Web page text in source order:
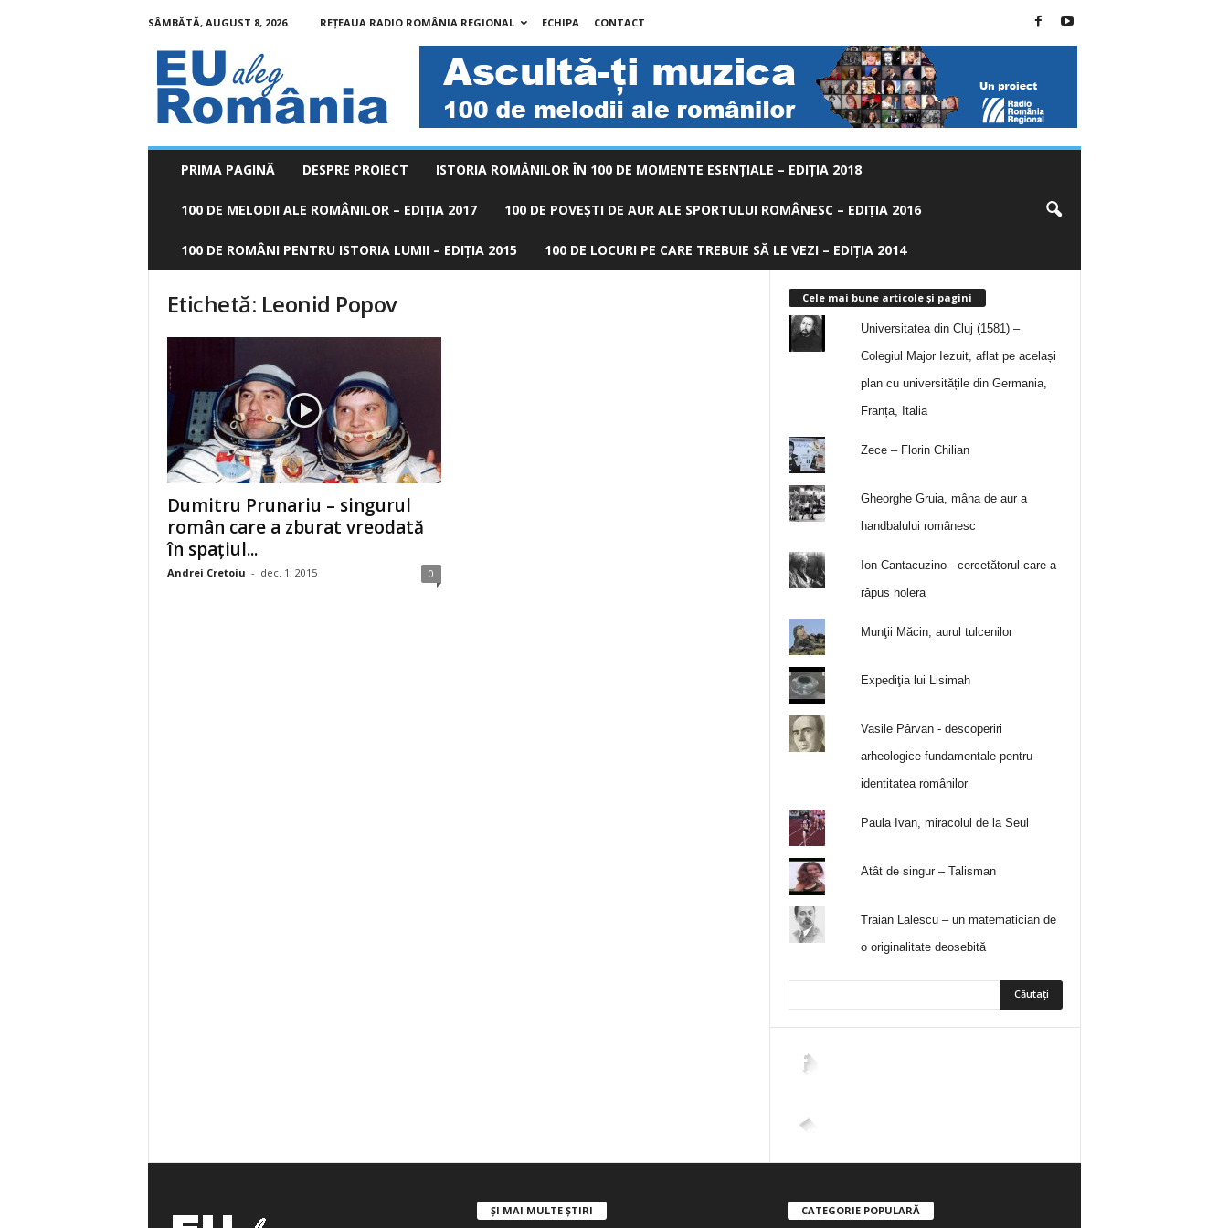
SÂMBĂTĂ, AUGUST 8, 2026 REȚEAUA RADIO ROMÂNIA REGIONAL ECHIPA
CONTACT
aleg
România
PRIMA PAGINĂ DESPRE PROIECT ISTORIA ROMÂNILOR ÎN 100 DE MOMENTE ESENŢIALE – EDIŢIA 2018
100 DE MELODII ALE ROMÂNILOR – EDIȚIA 2017 100 DE POVEŞTI DE AUR ALE SPORTULUI ROMÂNESC – EDIȚIA 2016
100 DE ROMÂNI PENTRU ISTORIA LUMII – EDIȚIA 2015 100 DE LOCURI PE CARE TREBUIE SĂ LE VEZI – EDIȚIA 2014
Etichetă: Leonid Popov
Dumitru Prunariu – singurul
român care a zburat vreodată
în spațiul...
Andrei Cretoiu - dec. 1, 2015 0
Cele mai bune articole și pagini
Universitatea din Cluj (1581) –
Colegiul Major Iezuit, aflat pe același
plan cu universitățile din Germania,
Franța, Italia
Zece – Florin Chilian
Gheorghe Gruia, mâna de aur a
handbalului românesc
Ion Cantacuzino - cercetătorul care a
răpus holera
Munţii Măcin, aurul tulcenilor
Expediţia lui Lisimah
Vasile Pârvan - descoperiri
arheologice fundamentale pentru
identitatea românilor
Paula Ivan, miracolul de la Seul
Atât de singur – Talisman
Traian Lalescu – un matematician de
o originalitate deosebită
2,265
4,400
ȘI MAI MULTE ȘTIRI CATEGORIE POPULARĂ